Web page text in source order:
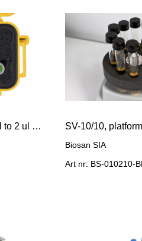
Submicroliter Cell 0.5 ul to 2 ul samples
Biosan SIA
Art nr: BS-010210-